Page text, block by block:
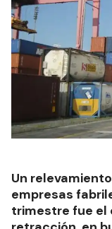
Un
empresas
trimestre fue el